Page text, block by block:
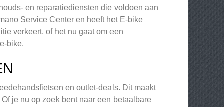
en reparatiediensten die voldoen aan
Service Center en heeft het E-bike
verkeert, of het nu gaat om een
bike.
en outlet-deals. Dit maakt
je nu op zoek bent naar een betaalbare